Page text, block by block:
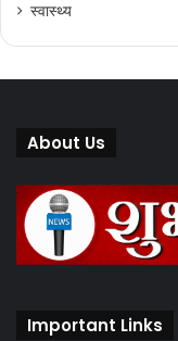
स्वास्थ्य
About Us
Important Links